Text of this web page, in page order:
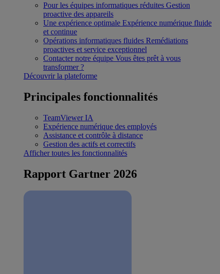
Pour les équipes informatiques réduites Gestion
proactive des appareils
Une expérience optimale Expérience numérique fluide
et continue
Opérations informatiques fluides Remédiations
proactives et service exceptionnel
Contacter notre équipe Vous êtes prêt à vous
transformer ?
Découvrir la plateforme
Principales fonctionnalités
TeamViewer IA
Expérience numérique des employés
Assistance et contrôle à distance
Gestion des actifs et correctifs
Afficher toutes les fonctionnalités
Rapport Gartner 2026